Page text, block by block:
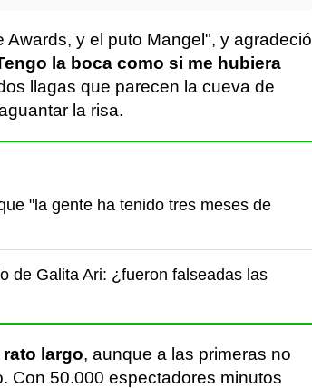
y el puto Mangel", y agradeció
la boca como si me hubiera
llagas que parecen la cueva de
la risa.
"la gente ha tenido tres meses de
de Galita Ari: ¿fueron falseadas las
largo, aunque a las primeras no
Con 50.000 espectadores minutos